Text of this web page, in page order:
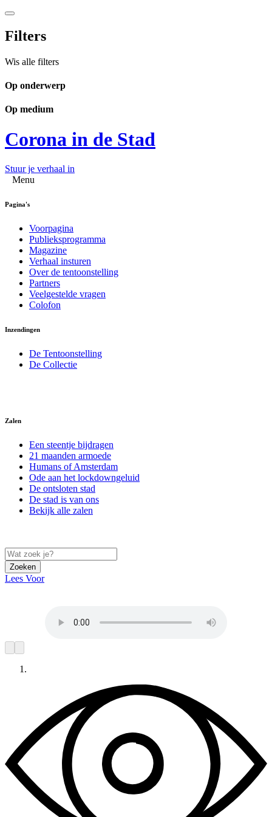
Filters
Wis alle filters
Op onderwerp
Op medium
Corona in de Stad
Stuur je verhaal in
Menu
Pagina's
Voorpagina
Publieksprogramma
Magazine
Verhaal insturen
Over de tentoonstelling
Partners
Veelgestelde vragen
Colofon
Inzendingen
De Tentoonstelling
De Collectie
Zalen
Een steentje bijdragen
21 maanden armoede
Humans of Amsterdam
Ode aan het lockdowngeluid
De ontsloten stad
De stad is van ons
Bekijk alle zalen
Zoeken
Lees Voor